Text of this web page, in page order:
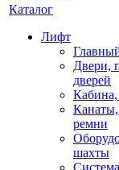
Каталог
Лифт
Двери,
дверей
Кабина,
ремни
шахты